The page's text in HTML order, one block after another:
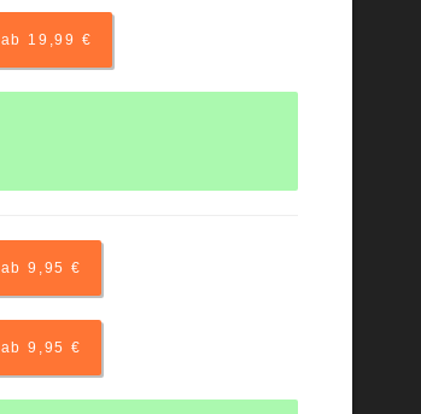
ab 19,99 €
ab 9,95 €
ab 9,95 €